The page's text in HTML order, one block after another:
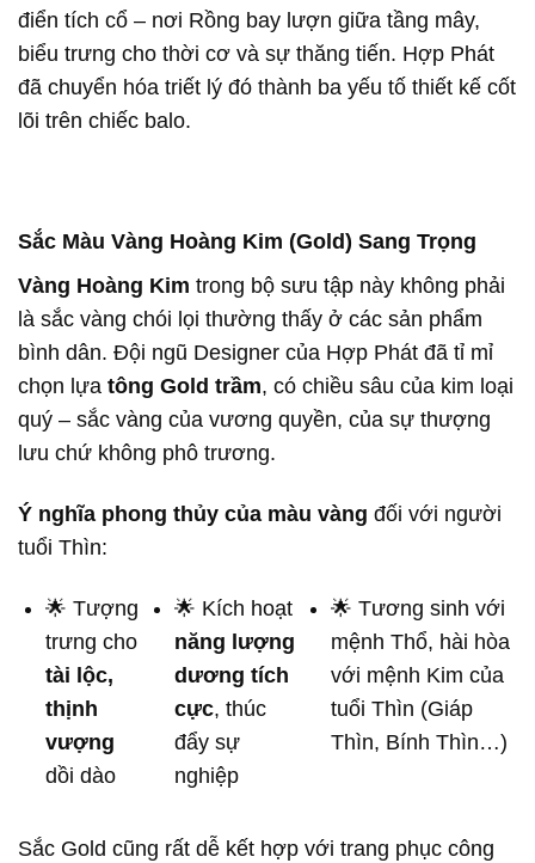
điển tích cổ – nơi Rồng bay lượn giữa tầng mây,
biểu trưng cho thời cơ và sự thăng tiến. Hợp Phát
đã chuyển hóa triết lý đó thành ba yếu tố thiết kế cốt
lõi trên chiếc balo.
Sắc Màu Vàng Hoàng Kim (Gold) Sang Trọng
Vàng Hoàng Kim trong bộ sưu tập này không phải
là sắc vàng chói lọi thường thấy ở các sản phẩm
bình dân. Đội ngũ Designer của Hợp Phát đã tỉ mỉ
chọn lựa tông Gold trầm, có chiều sâu của kim loại
quý – sắc vàng của vương quyền, của sự thượng
lưu chứ không phô trương.
Ý nghĩa phong thủy của màu vàng đối với người
tuổi Thìn:
🌟 Tượng
trưng cho
tài lộc,
thịnh
vượng
dồi dào
🌟 Kích hoạt
năng lượng
dương tích
cực, thúc
đẩy sự
nghiệp
🌟 Tương sinh với
mệnh Thổ, hài hòa
với mệnh Kim của
tuổi Thìn (Giáp
Thìn, Bính Thìn…)
Sắc Gold cũng rất dễ kết hợp với trang phục công